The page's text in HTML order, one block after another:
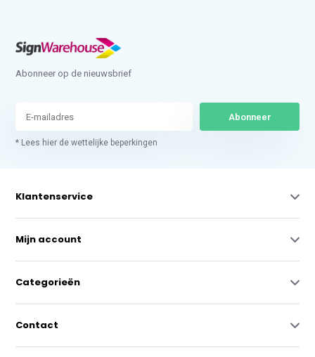
Abonneer op de nieuwsbrief
Abonneer
* Lees hier de wettelijke beperkingen
Klantenservice
Mijn account
Categorieën
Contact